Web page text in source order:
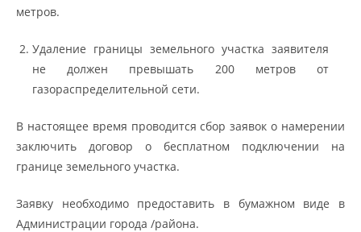
метров.
Удаление границы земельного участка заявителя
не должен превышать 200 метров от
газораспределительной сети.
В настоящее время проводится сбор заявок о намерении
заключить договор о бесплатном подключении на
границе земельного участка.
Заявку необходимо предоставить в бумажном виде в
Администрации города /района.